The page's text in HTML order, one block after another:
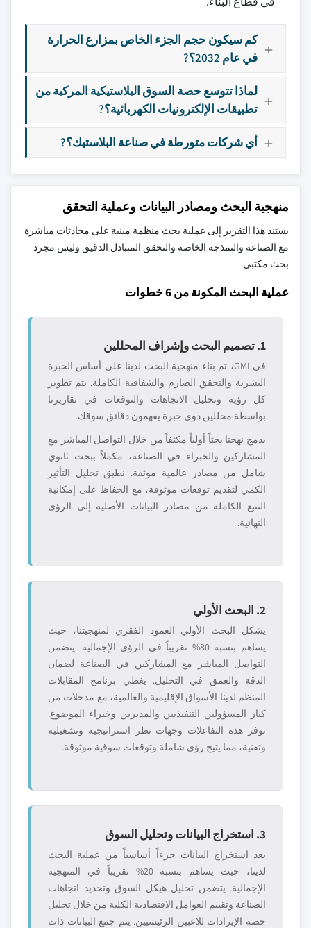
كم سيكون حجم الجزء الخاص بمزارع الحرارة
في عام 2032؟?
لماذا تتوسع حصة السوق البلاستيكية المركبة من
تطبيقات الإلكترونيات الكهربائية؟?
أي شركات متورطة في صناعة البلاستيك؟?
منهجية البحث ومصادر البيانات وعملية التحقق
يستند هذا التقرير إلى عملية بحث منظمة مبنية على محادثات مباشرة
مع الصناعة والنمذجة الخاصة والتحقق المتبادل الدقيق وليس مجرد
بحث مكتبي.
عملية البحث المكونة من 6 خطوات
1. تصميم البحث وإشراف المحللين
في GMI، تم بناء منهجية البحث لدينا على أساس الخبرة
البشرية والتحقق الصارم والشفافية الكاملة. يتم تطوير
كل رؤية وتحليل الاتجاهات والتوقعات في تقاريرنا
بواسطة محللين ذوي خبرة يفهمون دقائق سوقك.
يدمج نهجنا بحثاً أولياً مكثفاً من خلال التواصل المباشر مع
المشاركين والخبراء في الصناعة، مكملاً ببحث ثانوي
شامل من مصادر عالمية موثقة. نطبق تحليل التأثير
الكمي لتقديم توقعات موثوقة، مع الحفاظ على إمكانية
التتبع الكاملة من مصادر البيانات الأصلية إلى الرؤى
النهائية.
2. البحث الأولي
يشكل البحث الأولي العمود الفقري لمنهجيتنا، حيث
يساهم بنسبة 80% تقريباً في الرؤى الإجمالية. يتضمن
التواصل المباشر مع المشاركين في الصناعة لضمان
الدقة والعمق في التحليل. يغطي برنامج المقابلات
المنظم لدينا الأسواق الإقليمية والعالمية، مع مدخلات من
كبار المسؤولين التنفيذيين والمديرين وخبراء الموضوع.
توفر هذه التفاعلات وجهات نظر استراتيجية وتشغيلية
وتقنية، مما يتيح رؤى شاملة وتوقعات سوقية موثوقة.
3. استخراج البيانات وتحليل السوق
يعد استخراج البيانات جزءاً أساسياً من عملية البحث
لدينا، حيث يساهم بنسبة 20% تقريباً في المنهجية
الإجمالية. يتضمن تحليل هيكل السوق وتحديد اتجاهات
الصناعة وتقييم العوامل الاقتصادية الكلية من خلال تحليل
حصة الإيرادات للاعبين الرئيسيين. يتم جمع البيانات ذات